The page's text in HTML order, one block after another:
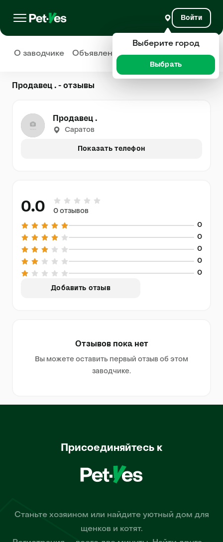
Войти
О заводчике Объявления Отзывы
Продавец . - отзывы
Продавец .
Саратов
Показать телефон
0.0 0 отзывов
0
0
0
0
0
Добавить отзыв
Отзывов пока нет
Вы можете оставить первый отзыв об этом
заводчике.
Присоединяйтесь к
Станьте хозяином или найдите уютный дом для
щенков и котят.
Выберите город
Выбрать